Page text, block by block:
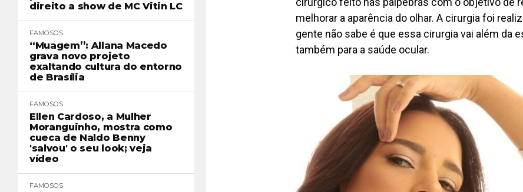
direito a show de MC Vitin LC
FAMOSOS
“Muagem”: Allana Macedo
grava novo projeto
exaltando cultura do entorno
de Brasília
FAMOSOS
Ellen Cardoso, a Mulher
Moranguinho, mostra como
cueca de Naldo Benny
'salvou' o seu look; veja
vídeo
FAMOSOS
melhorar a aparência do olhar. A cirurgia foi
gente não sabe é que essa cirurgia vai além da
também para a saúde ocular.